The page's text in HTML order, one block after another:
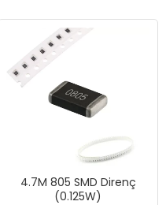
4.7M 805 SMD Direnç
(0.125W)